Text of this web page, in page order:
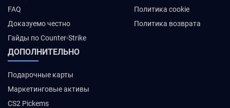
FAQ
Доказуемо честно
Гайды по Counter-Strike
Политика cookie
Политика возврата
ДОПОЛНИТЕЛЬНО
Подарочные карты
Маркетинговые активы
CS2 Pickems